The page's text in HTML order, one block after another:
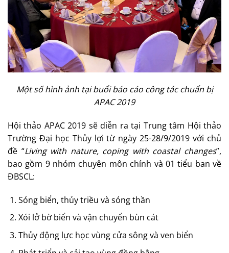
Một số hình ảnh tại buổi báo cáo công tác chuẩn bị
APAC 2019
Hội thảo APAC 2019 sẽ diễn ra tại Trung tâm Hội thảo
Trường Đại học Thủy lợi từ ngày 25-28/9/2019 với chủ
đề “Living with nature, coping with coastal changes”,
bao gồm 9 nhóm chuyên môn chính và 01 tiểu ban về
ĐBSCL:
Sóng biển, thủy triều và sóng thần
Xói lở bờ biển và vận chuyển bùn cát
Thủy động lực học vùng cửa sông và ven biển